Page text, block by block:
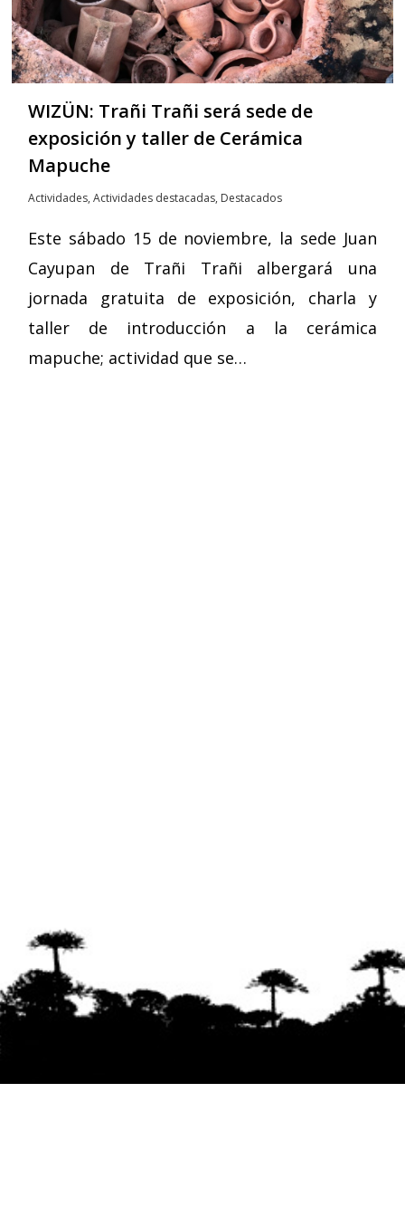
WIZÜN: Trañi Trañi será sede de
exposición y taller de Cerámica
Mapuche
Actividades,Actividades destacadas, Destacados
Este sábado 15 de noviembre, la sede Juan
Cayupan de Trañi Trañi albergará una
jornada gratuita de exposición, charla y
taller de introducción a la cerámica
mapuche; actividad que se…